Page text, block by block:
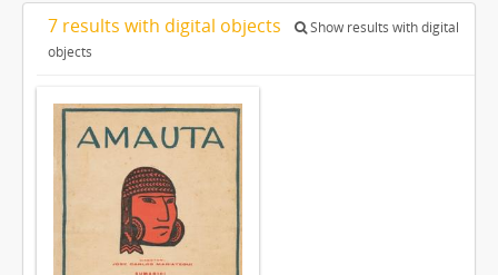
7 results with digital objects
Show results with digital
objects